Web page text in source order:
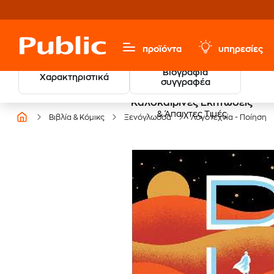
προϊόντα υπηρεσίες
Χαρακτηριστικά
Βιογραφία
συγγραφέα
Καλοκαιρινές Εκπτώσεις
& Άπαιχτες Τιμές
Βιβλία & Κόμικς Ξενόγλωσσα Λογοτεχνία - Ποίηση